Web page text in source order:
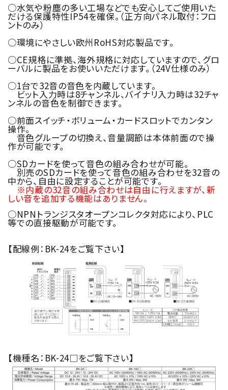
○水気や粉塵の多い工場などでも安心してご使用いた
だける保護特性IP54を確保。（正方向パネル取付：フロ
ントのみ）
○環境にやさしい欧州RoHS対応製品です。
○CE規格に準拠、海外規格に対応していますので、グロ
ーバルに製品をお使いいただけます。（24V仕様のみ）
○1台で32音の音色を内蔵しています。
ビット入力時は8チャンネル、バイナリ入力時は32チャ
ンネルの音色を制御できます。
○前面スイッチ・ボリューム・カードスロットでカンタン
操作。
音色グループの切換え、音量調節は本体前面ので操
作が可能です。
○SDカードを使って音色の組み合わせが可能。
別売のSDカードを使って音色の組み合わせを32音の
中から、自由に設定することが可能です。
※内蔵の32音の組み合わせは自由に行えますが、新
しい音を追加する機能はありません。
○NPNトランジスタオープンコレクタ対応により、PLC
等での直接駆動が可能です。
【配線例：BK-24をご覧下さい】
【機種名：BK-24□をご覧下さい】